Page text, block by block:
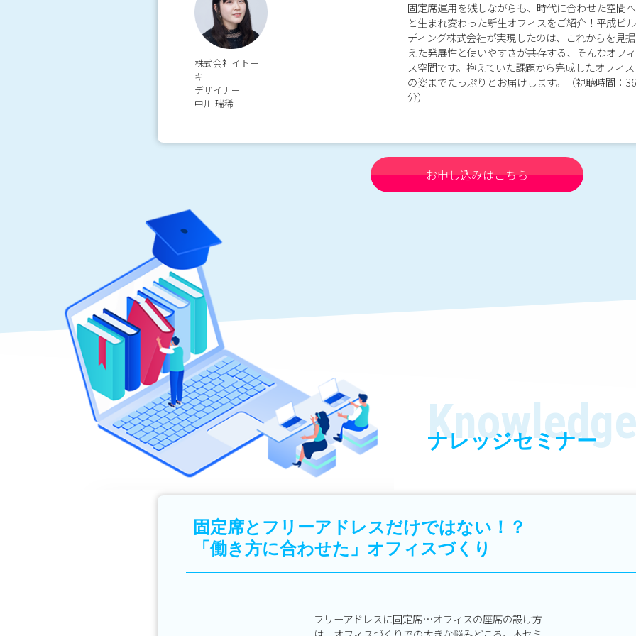
株式会社イトー
キ
デザイナー
中川 瑞稀
固定席運用を残しながらも、時代に合わせた空間へ
と生まれ変わった新生オフィスをご紹介！平成ビル
ディング株式会社が実現したのは、これからを見据
えた発展性と使いやすさが共存する、そんなオフィ
ス空間です。抱えていた課題から完成したオフィス
の姿までたっぷりとお届けします。（視聴時間：36
分）
お申し込みはこちら
ナレッジセミナー
固定席とフリーアドレスだけではない！？
「働き方に合わせた」オフィスづくり
フリーアドレスに固定席…オフィスの座席の設け方